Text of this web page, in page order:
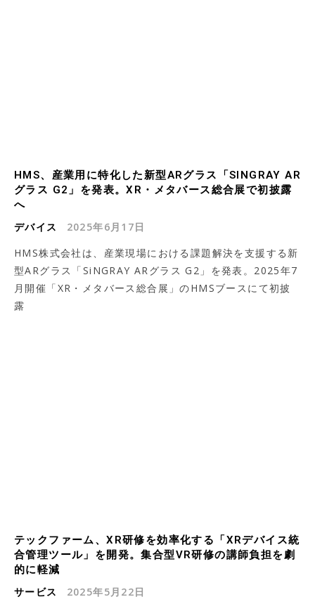
HMS、産業用に特化した新型ARグラス「SINGRAY AR
グラス G2」を発表。XR・メタバース総合展で初披露
へ
デバイス
2025年6月17日
HMS株式会社は、産業現場における課題解決を支援する新
型ARグラス「SiNGRAY ARグラス G2」を発表。2025年7
月開催「XR・メタバース総合展」のHMSブースにて初披
露
テックファーム、XR研修を効率化する「XRデバイス統
合管理ツール」を開発。集合型VR研修の講師負担を劇
的に軽減
サービス 2025年5月22日